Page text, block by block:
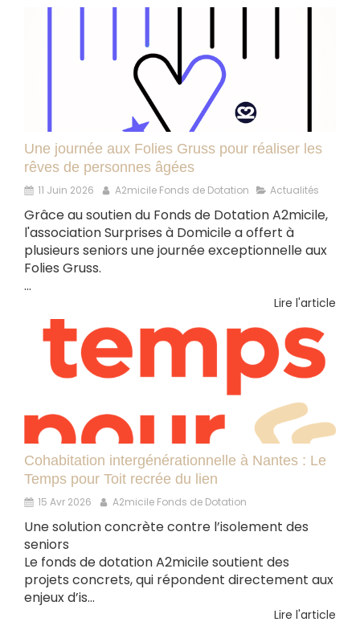
Une journée aux Folies Gruss pour réaliser les
rêves de personnes âgées
11 Juin 2026 A2micile Fonds de Dotation Actualités
Grâce au soutien du Fonds de Dotation A2micile,
l'association Surprises à Domicile a offert à
plusieurs seniors une journée exceptionnelle aux
Folies Gruss.
...
Lire l'article
Cohabitation intergénérationnelle à Nantes : Le
Temps pour Toit recrée du lien
15 Avr 2026 A2micile Fonds de Dotation
Une solution concrète contre l’isolement des
seniors
Le fonds de dotation A2micile soutient des
projets concrets, qui répondent directement aux
enjeux d’is...
Lire l'article